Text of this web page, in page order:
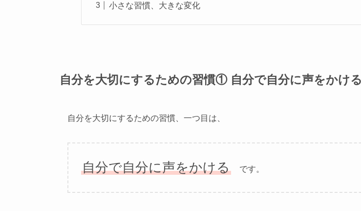
小さな習慣、大きな変化
自分を大切にするための習慣① 自分で自分に声をかける
自分を大切にするための習慣、一つ目は、
自分で自分に声をかけるです。